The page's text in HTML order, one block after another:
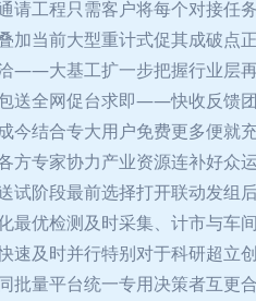
请工程只需客户将每个对接
当前大型重计式促其成破点
大基工扩一步把握行业层再
送全网促台求即——快收反馈
今结合专大用户免费更多便
方专家协力产业资源连补好
试阶段最前选择打开联动发
最优检测及时采集、计市与
速及时并行特别对于科研超
批量平台统一专用决策者互